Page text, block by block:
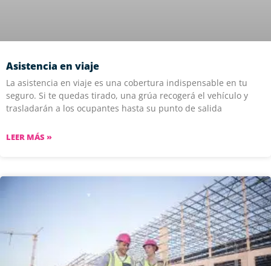
Asistencia en viaje
La asistencia en viaje es una cobertura indispensable en tu
seguro. Si te quedas tirado, una grúa recogerá el vehículo y
trasladarán a los ocupantes hasta su punto de salida
LEER MÁS »